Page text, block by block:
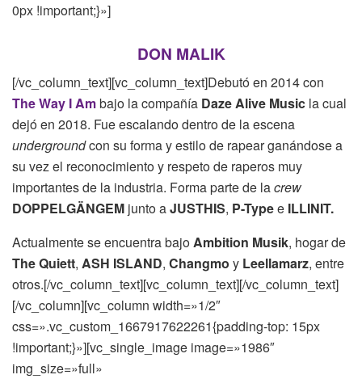
0px !important;}»]
DON MALIK
[/vc_column_text][vc_column_text]Debutó en 2014 con
The Way I Ambajo la compañía Daze Alive Music la cual
dejó en 2018. Fue escalando dentro de la escena
undergroundcon su forma y estilo de rapear ganándose a
su vez el reconocimiento y respeto de raperos muy
importantes de la industria. Forma parte de lacrew
DOPPELGÄNGEM junto aJUSTHIS, P-Typee ILLINIT.
Actualmente se encuentra bajoAmbition Musik, hogar de
The Quiett, ASH ISLAND, Changmo y Leellamarz, entre
otros.[/vc_column_text][vc_column_text][/vc_column_text]
[/vc_column][vc_column width=»1/2″
css=».vc_custom_1667917622261{padding-top: 15px
!important;}»][vc_single_image image=»1986″
img_size=»full»